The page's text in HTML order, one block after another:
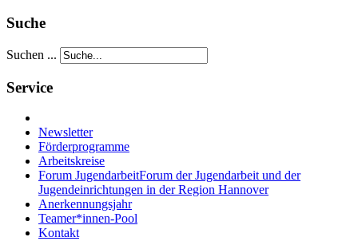
Suche
Suchen ...
Service
Newsletter
Förderprogramme
Arbeitskreise
Forum JugendarbeitForum der Jugendarbeit und der
Jugendeinrichtungen in der Region Hannover
Anerkennungsjahr
Teamer*innen-Pool
Kontakt